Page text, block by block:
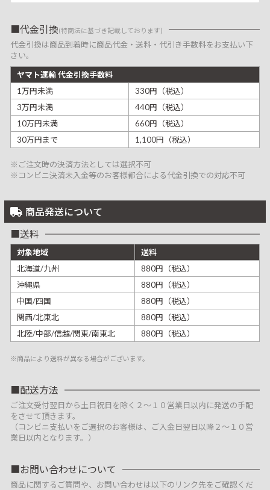
代金引換(特商法に基づき記載しております)
代金引換は商品到着時に商品代金・送料・代引き手数料をお支払い下
さい。
ヤマト運輸 代金引換手数料
1万円未満
330円（税込）
3万円未満
440円（税込）
10万円未満
660円（税込）
30万円まで
1,100円（税込）
※ご注文時の決済方法としては選択不可
※コンビニ決済未入金等のお客様都合による代金引換での対応不可
商品発送について
送料
対象地域
送料
北海道/九州
880円（税込）
沖縄県
880円（税込）
中国/四国
880円（税込）
関西/北東北
880円（税込）
北陸/中部/信越/関東/南東北
880円（税込）
※商品により送料が異なる場合がございます。
配送方法
ご注文受付翌日から土日祝日を除く２～１０営業日以内に発送の手配
をさせて頂きます。
（コンビニ支払いをご選択のお客様は、ご入金日翌日以降２～１０営
業日以内となります。）
お問い合わせについて
商品に関するご質問や、お問い合わせは以下のリンク先をご確認くだ